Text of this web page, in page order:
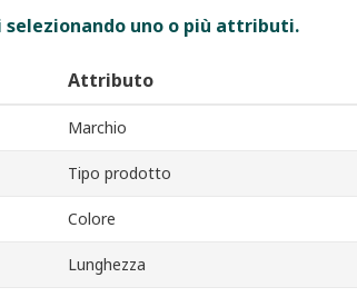
uno o più attributi.
Attributo
Marchio
Tipo prodotto
Colore
Lunghezza